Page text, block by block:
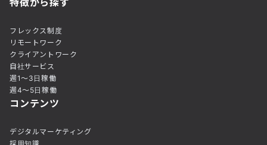
フレックス制度
リモートワーク
クライアントワーク
自社サービス
週1〜3日稼働
週4〜5日稼働
コンテンツ
デジタルマーケティング